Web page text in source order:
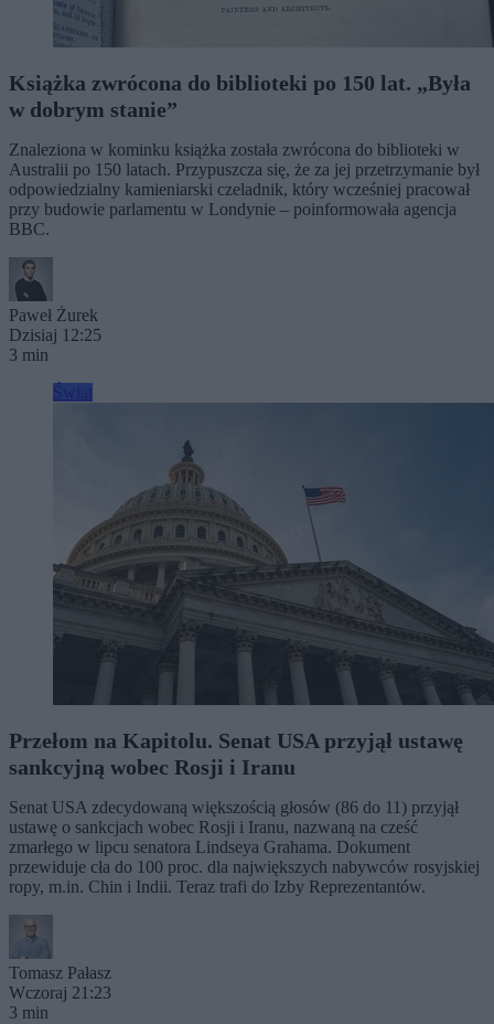
Książka zwrócona do biblioteki po 150 lat. „Była
w dobrym stanie”
Znaleziona w kominku książka została zwrócona do biblioteki w
Australii po 150 latach. Przypuszcza się, że za jej przetrzymanie był
odpowiedzialny kamieniarski czeladnik, który wcześniej pracował
przy budowie parlamentu w Londynie – poinformowała agencja
BBC.
Paweł Żurek
Dzisiaj 12:25
3 min
Przełom na Kapitolu. Senat USA przyjął ustawę
sankcyjną wobec Rosji i Iranu
Senat USA zdecydowaną większością głosów (86 do 11) przyjął
ustawę o sankcjach wobec Rosji i Iranu, nazwaną na cześć
zmarłego w lipcu senatora Lindseya Grahama. Dokument
przewiduje cła do 100 proc. dla największych nabywców rosyjskiej
ropy, m.in. Chin i Indii. Teraz trafi do Izby Reprezentantów.
Tomasz Pałasz
Wczoraj 21:23
3 min